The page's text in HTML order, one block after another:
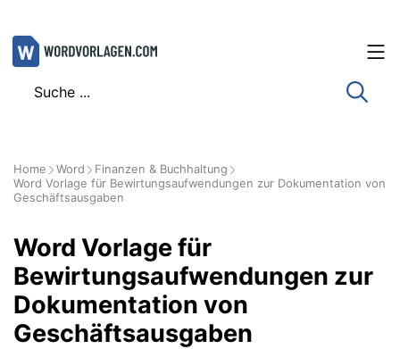
Zum
Inhalt
Home Word
Finanzen & Buchhaltung
Word Vorlage für Bewirtungsaufwendungen zur Dokumentation von
Geschäftsausgaben
Word Vorlage für
Bewirtungsaufwendungen zur
Dokumentation von
Geschäftsausgaben